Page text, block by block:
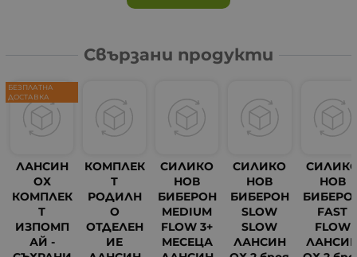
Свързани продукти
ЛАНСИН
ОХ
КОМПЛЕК
Т
ИЗПОМП
АЙ -
БЕЗПЛАТНА
ДОСТАВКА
КОМПЛЕК
Т
РОДИЛН
О
ОТДЕЛЕН
ИЕ
СИЛИКО
НОВ
БИБЕРОН
MEDIUM
FLOW 3+
МЕСЕЦА
СИЛИКО
НОВ
БИБЕРОН
SLOW
SLOW
ЛАНСИН
НОВ
FAST
FLOW